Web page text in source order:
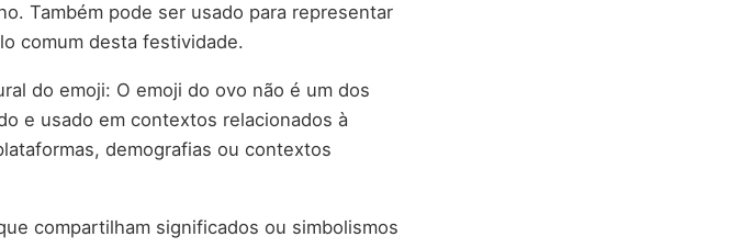
Também pode ser usado para representar
comum desta festividade.
do emoji: O emoji do ovo não é um dos
e usado em contextos relacionados à
demografias ou contextos
compartilham significados ou simbolismos